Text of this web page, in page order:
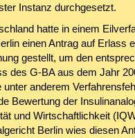
Instanz durchgesetzt.
hatte in einem
einen Antrag auf Erlass
gestellt, um den
des G-BA aus dem Jahr
anderem
Bewertung der
und Wirtschaftlichkeit
Berlin wies diesen